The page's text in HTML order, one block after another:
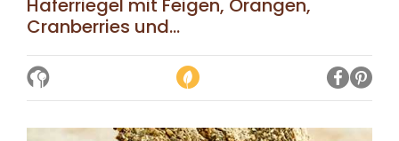
Haferriegel mit Feigen, Orangen,
Cranberries und...